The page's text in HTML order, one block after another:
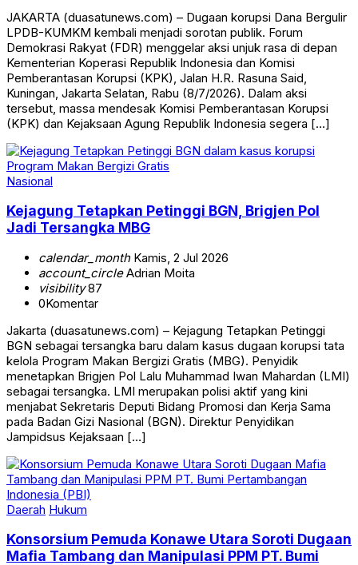
JAKARTA (duasatunews.com) – Dugaan korupsi Dana Bergulir
LPDB-KUMKM kembali menjadi sorotan publik. Forum
Demokrasi Rakyat (FDR) menggelar aksi unjuk rasa di depan
Kementerian Koperasi Republik Indonesia dan Komisi
Pemberantasan Korupsi (KPK), Jalan H.R. Rasuna Said,
Kuningan, Jakarta Selatan, Rabu (8/7/2026). Dalam aksi
tersebut, massa mendesak Komisi Pemberantasan Korupsi
(KPK) dan Kejaksaan Agung Republik Indonesia segera […]
Nasional
Kejagung Tetapkan Petinggi BGN, Brigjen Pol
Jadi Tersangka MBG
calendar_monthKamis, 2 Jul 2026
account_circleAdrian Moita
visibility87
0Komentar
Jakarta (duasatunews.com) – Kejagung Tetapkan Petinggi
BGN sebagai tersangka baru dalam kasus dugaan korupsi tata
kelola Program Makan Bergizi Gratis (MBG). Penyidik
menetapkan Brigjen Pol Lalu Muhammad Iwan Mahardan (LMI)
sebagai tersangka. LMI merupakan polisi aktif yang kini
menjabat Sekretaris Deputi Bidang Promosi dan Kerja Sama
pada Badan Gizi Nasional (BGN). Direktur Penyidikan
Jampidsus Kejaksaan […]
Daerah Hukum
Konsorsium Pemuda Konawe Utara Soroti Dugaan
Mafia Tambang dan Manipulasi PPM PT. Bumi